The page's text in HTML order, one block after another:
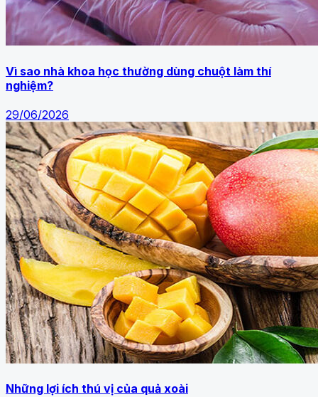
Vì sao nhà khoa học thường dùng chuột làm thí
nghiệm?
29/06/2026
Những lợi ích thú vị của quả xoài